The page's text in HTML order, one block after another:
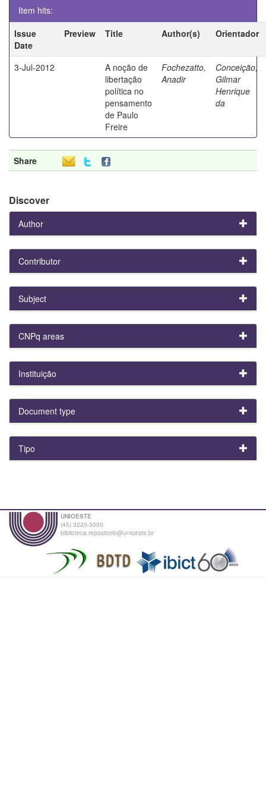
Item hits:
Issue
Date
Preview Title Author(s) Orientador
3-Jul-2012
A noção de
libertação
política no
pensamento
de Paulo
Freire
Fochezatto,
Anadir
Conceição,
Gilmar
Henrique
da
Share
Discover
Author
Contributor
Subject
CNPq areas
Instituição
Document type
Tipo
UNIOESTE
(45) 3220-3000
biblioteca.repositorio@unioeste.br